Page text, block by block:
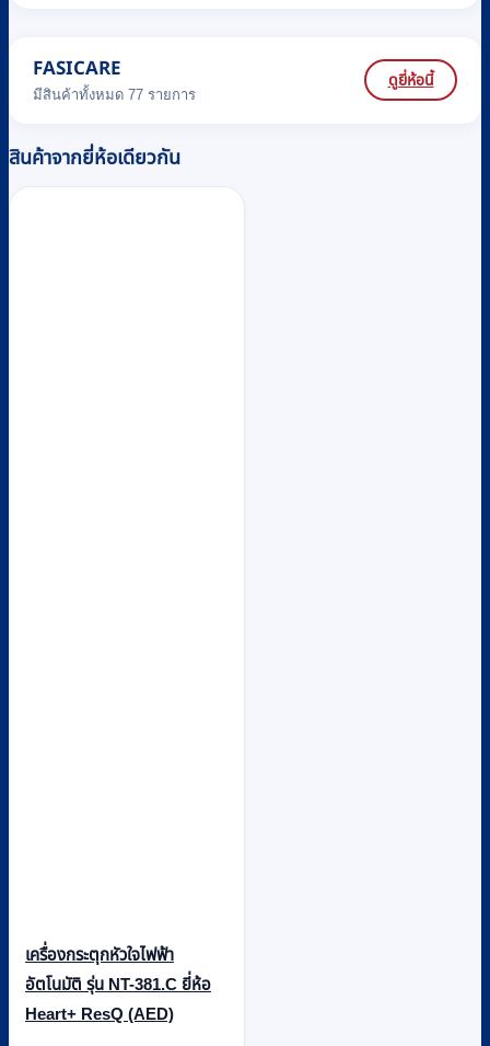
FASICARE
มีสินค้าทั้งหมด 77 รายการ
ดูยี่ห้อนี้
สินค้าจากยี่ห้อเดียวกัน
เครื่องกระตุกหัวใจไฟฟ้า
อัตโนมัติ รุ่น NT-381.C ยี่ห้อ
Heart+ ResQ (AED)